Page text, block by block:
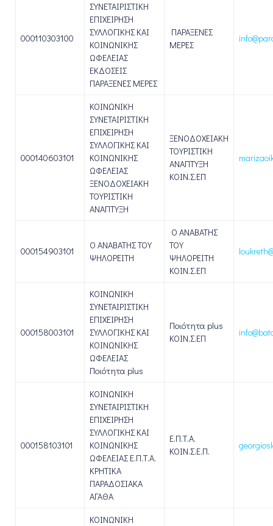
000110303100
ΣΥΝΕΤΑΙΡΙΣΤΙΚΗ
ΕΠΙΧΕΙΡΗΣΗ
ΣΥΛΛΟΓΙΚΗΣ ΚΑΙ
ΚΟΙΝΩΝΙΚΗΣ
ΩΦΕΛΕΙΑΣ
ΕΚΔΟΣΕΙΣ
ΠΑΡΑΞΕΝΕΣ ΜΕΡΕΣ
ΠΑΡΑΞΕΝΕΣ
ΜΕΡΕΣ
000140603101
ΚΟΙΝΩΝΙΚΗ
ΣΥΝΕΤΑΙΡΙΣΤΙΚΗ
ΕΠΙΧΕΙΡΗΣΗ
ΣΥΛΛΟΓΙΚΗΣ ΚΑΙ
ΚΟΙΝΩΝΙΚΗΣ
ΩΦΕΛΕΙΑΣ
ΞΕΝΟΔΟΧΕΙΑΚΗ
ΤΟΥΡΙΣΤΙΚΗ
ΑΝΑΠΤΥΞΗ
ΞΕΝΟΔΟΧΕΙΑΚΗ
ΤΟΥΡΙΣΤΙΚΗ
ΑΝΑΠΤΥΞΗ
ΚΟΙΝ.Σ.ΕΠ
000154903101
Ο ΑΝΑΒΑΤΗΣ ΤΟΥ
ΨΗΛΟΡΕΙΤΗ
Ο ΑΝΑΒΑΤΗΣ
ΤΟΥ
ΨΗΛΟΡΕΙΤΗ
ΚΟΙΝ.Σ.ΕΠ
000158003101
ΚΟΙΝΩΝΙΚΗ
ΣΥΝΕΤΑΙΡΙΣΤΙΚΗ
ΕΠΙΧΕΙΡΗΣΗ
ΣΥΛΛΟΓΙΚΗΣ ΚΑΙ
ΚΟΙΝΩΝΙΚΗΣ
ΩΦΕΛΕΙΑΣ
Ποιότητα plus
Ποιότητα plus
ΚΟΙΝ.Σ.ΕΠ
000158103101
ΚΟΙΝΩΝΙΚΗ
ΣΥΝΕΤΑΙΡΙΣΤΙΚΗ
ΕΠΙΧΕΙΡΗΣΗ
ΣΥΛΛΟΓΙΚΗΣ ΚΑΙ
ΚΟΙΝΩΝΙΚΗΣ
ΩΦΕΛΕΙΑΣ Ε.Π.Τ.Α.
ΚΡΗΤΙΚΑ
ΠΑΡΑΔΟΣΙΑΚΑ
ΑΓΑΘΑ
Ε.Π.Τ.Α.
ΚΟΙΝ.Σ.Ε.Π.
ΚΟΙΝΩΝΙΚΗ